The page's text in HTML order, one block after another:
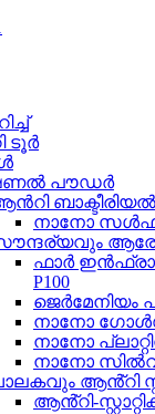
ടൂർ
പൗഡർ
നാനോ സൾഫർ
ഫാർ
P100
ജെർമേനിയം
നാനോ
നാനോ
നാനോ
ആൻ്റി
ആൻ്റി-